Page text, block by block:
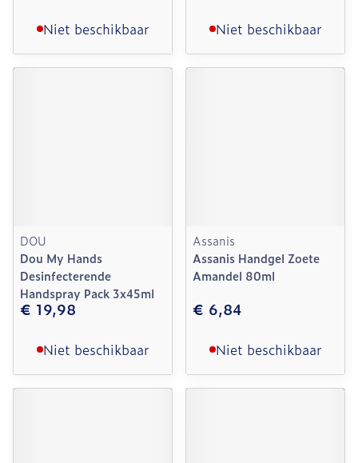
Niet beschikbaar Niet beschikbaar
DOU
Dou My Hands
Desinfecterende
Handspray Pack 3x45ml
€ 19,98
Niet beschikbaar
Assanis
Assanis Handgel Zoete
Amandel 80ml
€ 6,84
Niet beschikbaar